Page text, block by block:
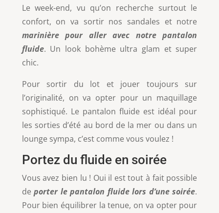
Le week-end, vu qu’on recherche surtout le
confort, on va sortir nos sandales et notre
marinière pour aller avec notre pantalon
fluide. Un look bohème ultra glam et super
chic.
Pour sortir du lot et jouer toujours sur
l’originalité, on va opter pour un maquillage
sophistiqué. Le pantalon fluide est idéal pour
les sorties d’été au bord de la mer ou dans un
lounge sympa, c’est comme vous voulez !
Portez du fluide en soirée
Vous avez bien lu ! Oui il est tout à fait possible
de porter le pantalon fluide lors d’une soirée.
Pour bien équilibrer la tenue, on va opter pour